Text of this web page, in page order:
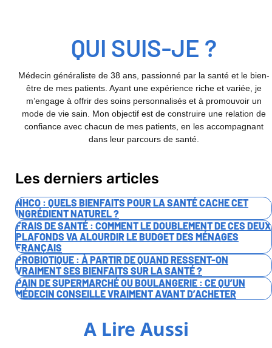
QUI SUIS-JE ?
Médecin généraliste de 38 ans, passionné par la santé et le bien-
être de mes patients. Ayant une expérience riche et variée, je
m’engage à offrir des soins personnalisés et à promouvoir un
mode de vie sain. Mon objectif est de construire une relation de
confiance avec chacun de mes patients, en les accompagnant
dans leur parcours de santé.
Les derniers articles
NHCO : QUELS BIENFAITS POUR LA SANTÉ CACHE CET
INGRÉDIENT NATUREL ?
FRAIS DE SANTÉ : COMMENT LE DOUBLEMENT DE CES DEUX
PLAFONDS VA ALOURDIR LE BUDGET DES MÉNAGES
FRANÇAIS
PROBIOTIQUE : À PARTIR DE QUAND RESSENT-ON
VRAIMENT SES BIENFAITS SUR LA SANTÉ ?
PAIN DE SUPERMARCHÉ OU BOULANGERIE : CE QU’UN
MÉDECIN CONSEILLE VRAIMENT AVANT D’ACHETER
A Lire Aussi